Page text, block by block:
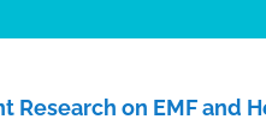
Research on EMF and